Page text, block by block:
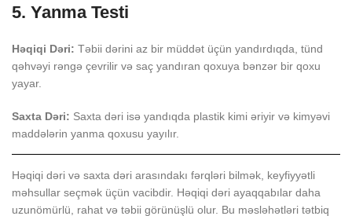
5. Yanma Testi
Həqiqi Dəri: Təbii dərini az bir müddət üçün yandırdıqda, tünd
qəhvəyi rəngə çevrilir və saç yandıran qoxuya bənzər bir qoxu
yayar.
Saxta Dəri: Saxta dəri isə yandıqda plastik kimi əriyir və kimyəvi
maddələrin yanma qoxusu yayılır.
Həqiqi dəri və saxta dəri arasındakı fərqləri bilmək, keyfiyyətli
məhsullar seçmək üçün vacibdir. Həqiqi dəri ayaqqabılar daha
uzunömürlü, rahat və təbii görünüşlü olur. Bu məsləhətləri tətbiq